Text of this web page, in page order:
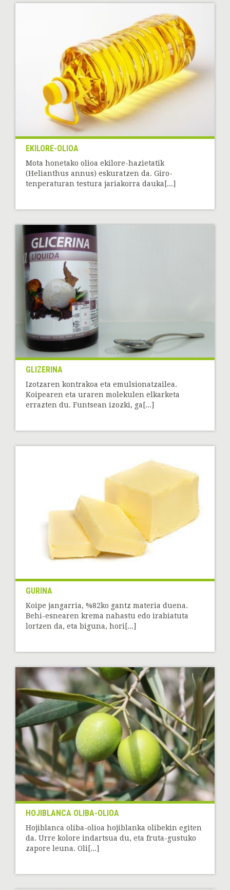
EKILORE-OLIOA
Mota honetako olioa ekilore-hazietatik
(Helianthus annus) eskuratzen da. Giro-
tenperaturan testura jariakorra dauka[...]
GLIZERINA
Izotzaren kontrakoa eta emulsionatzailea.
Koipearen eta uraren molekulen elkarketa
errazten du. Funtsean izozki, ga[...]
GURINA
Koipe jangarria, %82ko gantz materia duena.
Behi-esnearen krema nahastu edo irabiatuta
lortzen da, eta biguna, hori[...]
HOJIBLANCA OLIBA-OLIOA
Hojiblanca oliba-olioa hojiblanka olibekin egiten
da. Urre kolore indartsua du, eta fruta-gustuko
zapore leuna. Oli[...]